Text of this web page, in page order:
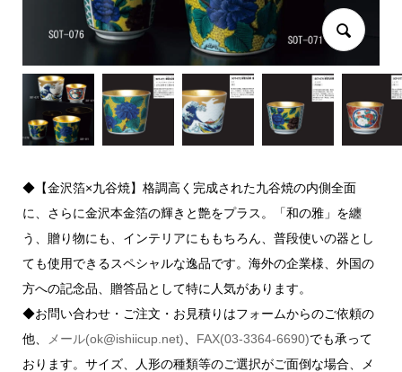
◆【金沢箔×九谷焼】格調高く完成された九谷焼の内側全面
に、さらに金沢本金箔の輝きと艶をプラス。「和の雅」を纏
う、贈り物にも、インテリアにももちろん、普段使いの器とし
ても使用できるスペシャルな逸品です。海外の企業様、外国の
方への記念品、贈答品として特に人気があります。
◆お問い合わせ・ご注文・お見積りはフォームからのご依頼の
他、
メール(ok@ishiicup.net) FAX(03-3364-6690)でも承って
おります。サイズ、人形の種類等のご選択がご面倒な場合、メ